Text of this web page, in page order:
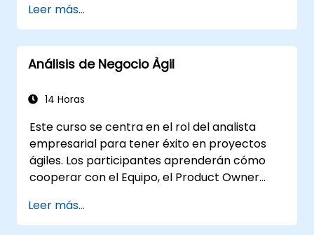
través de ejercicios prácticos y herramientas
aplicadas, los participantes aprenderán a
analizar datos complejos, optimizar procesos,
interactuar eficazmente con las partes
acciones concretas mediante el uso de OKRs.
herramientas clara que les permitirá
potenciar su impacto y obtener resultados
medibles.
Leer más...
Análisis de Negocio Àgil
14 Horas
Este curso se centra en el rol del analista
empresarial para tener éxito en proyectos
ágiles. Los participantes aprenderán cómo
cooperar con el Equipo, el Product Owner
Cliente para facilitar el proceso de desarrollo.
Los participantes llevarán a cabo un
Leer más...